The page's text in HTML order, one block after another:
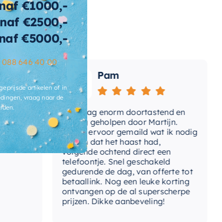
2-3 weken
Pam
Vandaag enorm doortastend en
prettig geholpen door Martijn.
Avond ervoor gemaild wat ik nodig
had en dat het haast had,
volgende ochtend direct een
telefoontje. Snel geschakeld
gedurende de dag, van offerte tot
betaallink. Nog een leuke korting
ontvangen op de al superscherpe
prijzen. Dikke aanbeveling!
€1000,-
€2500,-
€5000,-
088 646 40 00
artikelen of in
vraag naar de